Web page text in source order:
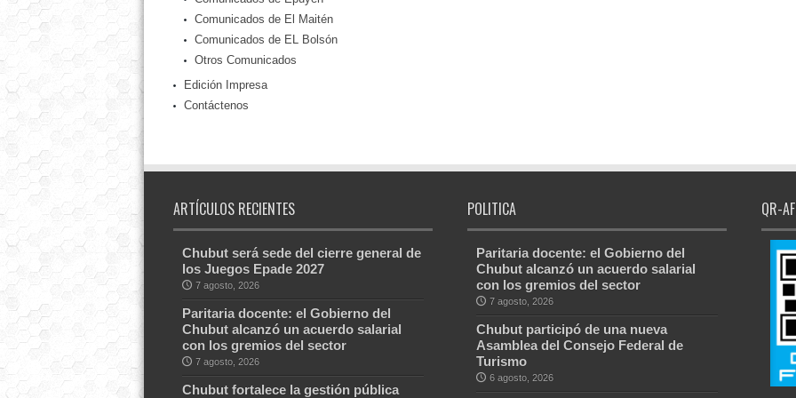
Comunicados de El Maitén
Comunicados de EL Bolsón
Otros Comunicados
Edición Impresa
Contáctenos
ARTÍCULOS RECIENTES
Chubut será sede del cierre general de
los Juegos Epade 2027
7 agosto, 2026
Paritaria docente: el Gobierno del
Chubut alcanzó un acuerdo salarial
con los gremios del sector
7 agosto, 2026
Chubut fortalece la gestión pública
POLITICA
Paritaria docente: el Gobierno del
Chubut alcanzó un acuerdo salarial
con los gremios del sector
7 agosto, 2026
Chubut participó de una nueva
Asamblea del Consejo Federal de
Turismo
6 agosto, 2026
QR-